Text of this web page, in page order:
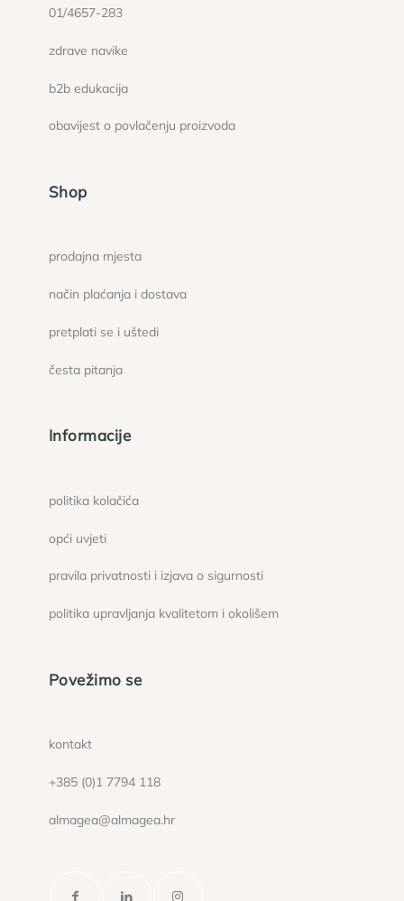
01/4657-283
zdrave navike
b2b edukacija
obavijest o povlačenju proizvoda
Shop
prodajna mjesta
način plaćanja i dostava
pretplati se i uštedi
česta pitanja
Informacije
politika kolačića
opći uvjeti
pravila privatnosti i izjava o sigurnosti
politika upravljanja kvalitetom i okolišem
Povežimo se
kontakt
+385 (0)1 7794 118
almagea@almagea.hr